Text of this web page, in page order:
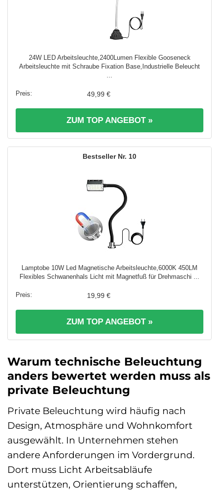
24W LED Arbeitsleuchte,2400Lumen Flexible Gooseneck
Arbeitsleuchte mit Schraube Fixation Base,Industrielle Beleucht
49,99 €
ZUM TOP ANGEBOT »
10
Lamptobe 10W Led Magnetische Arbeitsleuchte,6000K 450LM
Flexibles Schwanenhals Licht mit Magnetfuß für Drehmaschi ...
19,99 €
ZUM TOP ANGEBOT »
Warum technische Beleuchtung
anders bewertet werden muss als
private Beleuchtung
Private Beleuchtung wird häufig nach
Design, Atmosphäre und Wohnkomfort
ausgewählt. In Unternehmen stehen
andere Anforderungen im Vordergrund.
Dort muss Licht Arbeitsabläufe
unterstützen, Orientierung schaffen,